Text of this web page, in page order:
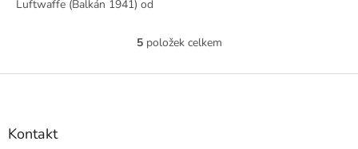
Luftwaffe (Balkán 1941) od
O
l
5položek celkem
Z
Kontakt